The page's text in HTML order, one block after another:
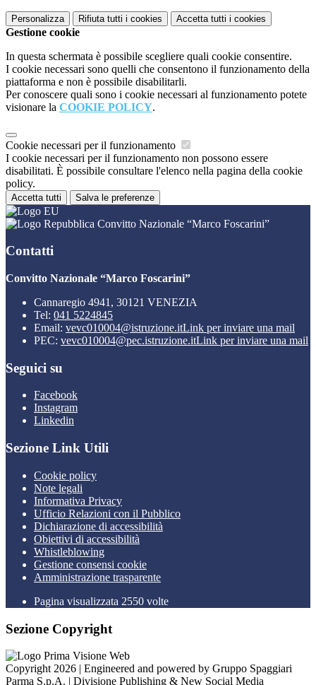
Personalizza Rifiuta tutti i cookies Accetta tutti i cookies
Gestione cookie
In questa schermata è possibile scegliere quali cookie consentire.
I cookie necessari sono quelli che consentono il funzionamento della
piattaforma e non è possibile disabilitarli.
Per conoscere quali sono i cookie necessari al funzionamento potete
visionare la COOKIE POLICY.
Cookie necessari per il funzionamento
I cookie necessari per il funzionamento non possono essere
disabilitati. È possibile consultare l'elenco nella pagina della cookie
policy.
Accetta tutti Salva le preferenze
Convitto Nazionale “Marco Foscarini”
Contatti
Convitto Nazionale “Marco Foscarini”
Cannaregio 4941, 30121 VENEZIA
Tel: 041 5224845
Email: vevc010004@istruzione.itLink per inviare una mail
PEC: vevc010004@pec.istruzione.itLink per inviare una mail
Seguici su
Facebook
Instagram
Linkedin
Sezione Link Utili
Cookie policy
Note legali
Informativa Privacy
Ufficio Relazioni con il Pubblico
Dichiarazione di accessibilità
Obiettivi di accessibilità
Whistleblowing
Gestione consensi cookie
Amministrazione trasparente
Pagina visualizzata 2550 volte
Sezione Copyright
Copyright 2026 | Engineered and powered by Gruppo Spaggiari
Parma S.p.A. | Divisione Publishing & New Social Media